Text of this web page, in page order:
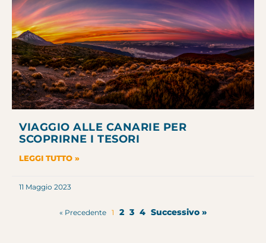
VIAGGIO ALLE CANARIE PER
SCOPRIRNE I TESORI
LEGGI TUTTO »
11 Maggio 2023
« Precedente 1 2 3 4 Successivo »